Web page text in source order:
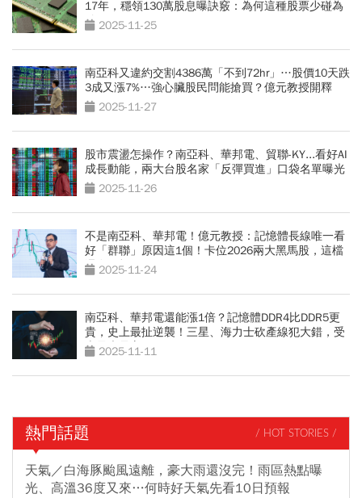
17年，穩領130萬股息曝訣竅：為何這種股票少碰為
妙 2025-11-25
南亞科又違約交割4386萬「不到72hr」…股價10天跌
3成又漲7%…強心臟股民問能搶買？億元教授開釋
2025-11-27
股市震盪怎操作？南亞科、華邦電、貿聯-KY...看好AI
成長動能，兩大台股名家「反彈買進」口袋名單曝光
2025-11-26
不是南亞科、華邦電！億元教授：記憶體長線唯一看
好「群聯」原因這1個！卡位2026兩大黑馬股，這檔
還在銅板價
2025-11-24
南亞科、華邦電還能漲1倍？記憶體DDR4比DDR5更
貴，史上最扯逆襲！三星、海力士砍產線犯大錯，受
惠最大是它
2025-11-11
熱門話題 / HOT STORIES /
天氣／白海豚颱風遠離，豪大雨還沒完！雨區熱點曝
光、高溫36度又來…何時好天氣先看10日預報